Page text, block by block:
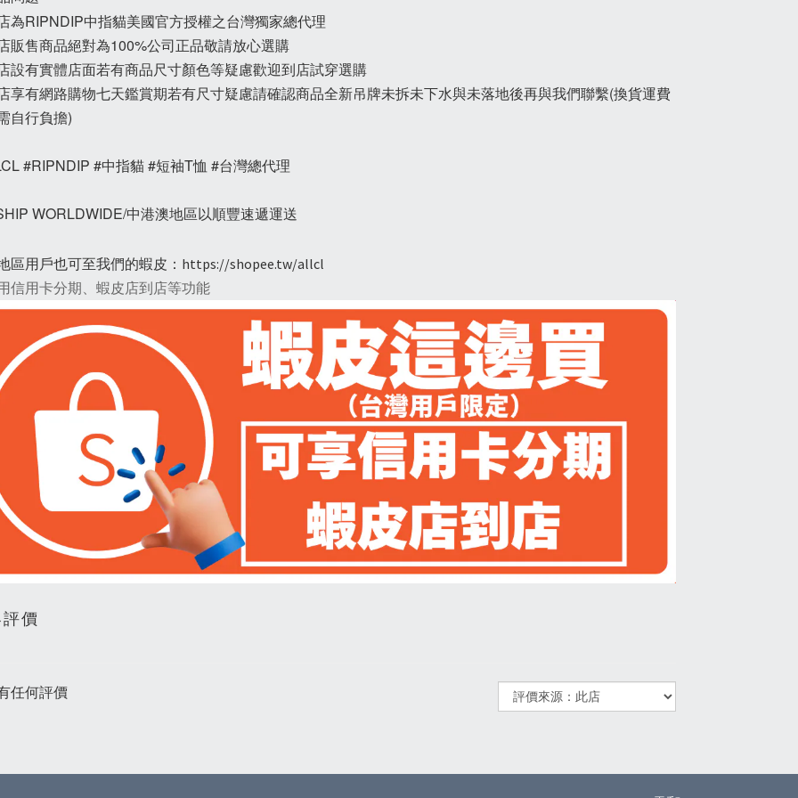
為RIPNDIP中指貓美國官方授權之台灣獨家總代理
販售商品絕對為100%公司正品敬請放心選購
設有實體店面若有商品尺寸顏色等疑慮歡迎到店試穿選購
享有網路購物七天鑑賞期若有尺寸疑慮請確認商品全新吊牌未拆未下水與未落地後再與我們聯繫(換貨運費
自行負擔)
#RIPNDIP #中指貓 #短袖T恤 #台灣總代理
WORLDWIDE/中港澳地區以順豐速遞運送
區用戶也可至我們的蝦皮： https://shopee.tw/allcl
信用卡分期、蝦皮店到店等功能
價
任何評價